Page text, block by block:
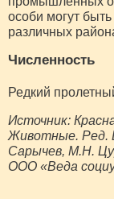
особи могут
различных
Численность
Редкий
Источник:
Животные. Ред.
Сарычев, М.Н.
ООО «Веда